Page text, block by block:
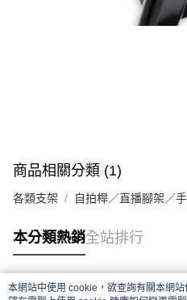
商品相關分類 (1)
各類支架 自拍桿／直播腳架／
本分類熱銷全站排行
本網站中使用 cookie，欲查詢有關本網